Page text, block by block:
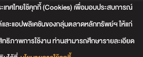
ทศไทยใช้คุกกี้ (Cookies) เพื่อมอบประสบการณ์
และแอปพลิเคชันของกลุ่มตลาดหลักทรัพย์ฯ ให้แก่
ธิภาพการใช้งาน ท่านสามารถศึกษารายละเอียด